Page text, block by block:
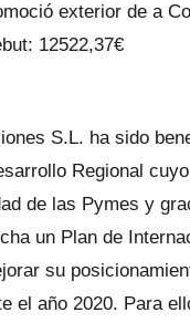
exterior de a
12522,37€
S.L. ha sido
Regional
de las Pymes y
un Plan de
su
el año 2020. Para